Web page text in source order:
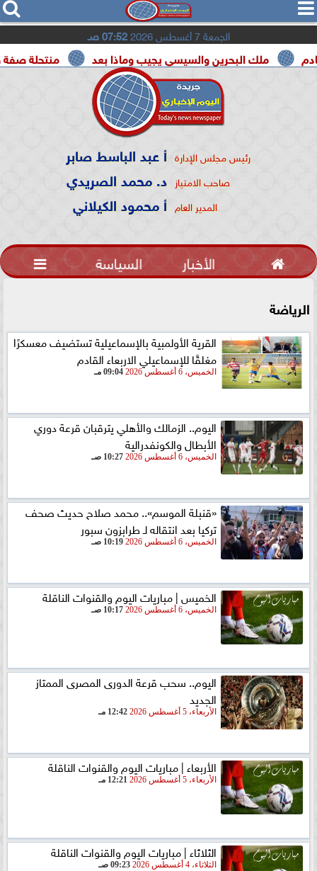
  
الجمعة 7 أغسطس 2026 07:52 صـ
منتحلة صفة صحفية ملك البحرين والسيسي يجيب وماذا بعد
رئيس مجلس الإدارة أ عبد الباسط صابر
صاحب الامتياز د. محمد الصريدي
المدير العام أ محمود الكيلاني
 الأخبار السياسة 
الرياضة
القرية الأولمبية بالإسماعيلية تستضيف معسكرًا
مغلقًا للإسماعيلي الاربعاء القادم
الخميس، 6 أغسطس 2026 09:04 مـ
اليوم.. الزمالك والأهلي يترقبان قرعة دوري
الأبطال والكونفدرالية
الخميس، 6 أغسطس 2026 10:27 صـ
«قنبلة الموسم».. محمد صلاح حديث صحف
تركيا بعد انتقاله لـ طرابزون سبور
الخميس، 6 أغسطس 2026 10:19 صـ
الخميس | مباريات اليوم والقنوات الناقلة
الخميس، 6 أغسطس 2026 10:17 صـ
اليوم.. سحب قرعة الدورى المصرى الممتاز
الجديد
الأربعاء، 5 أغسطس 2026 12:42 مـ
الأربعاء | مباريات اليوم والقنوات الناقلة
الأربعاء، 5 أغسطس 2026 12:21 مـ
الثلاثاء | مباريات اليوم والقنوات الناقلة
الثلاثاء، 4 أغسطس 2026 09:23 صـ